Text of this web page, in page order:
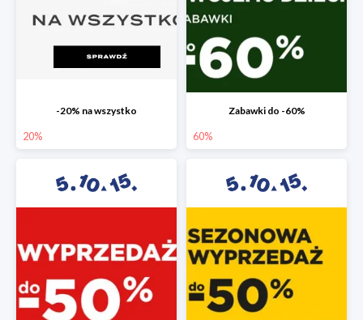
-20% na wszystko
20%
Zabawki do -60%
60%